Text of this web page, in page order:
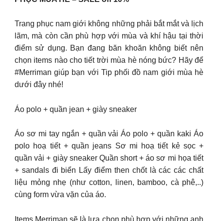
Trang phục nam giới không những phải bắt mắt và lịch
lãm, mà còn cần phù hợp với mùa và khí hậu tại thời
điểm sử dụng. Bạn đang băn khoăn không biết nên
chọn items nào cho tiết trời mùa hè nóng bức? Hãy để
#Merriman giúp bạn với Tip phối đồ nam giới mùa hè
dưới đây nhé!
Áo polo + quần jean + giày sneaker
Áo sơ mi tay ngắn + quần vải Áo polo + quần kaki Áo
polo hoạ tiết + quần jeans Sơ mi hoạ tiết kẻ sọc +
quần vải + giày sneaker Quần short + áo sơ mi họa tiết
+ sandals đi biển Lấy điểm then chốt là các các chất
liệu mỏng nhẹ (như cotton, linen, bamboo, cà phê,..)
cùng form vừa vặn của áo.
Items Merriman sẽ là lựa chọn phù hợp với những anh